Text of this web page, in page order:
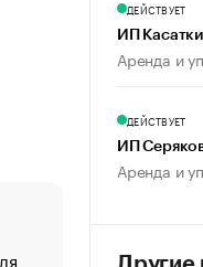
«От спорта тело
ДЕЙСТВУЕТ
ИП
Аренда и
ДЕЙСТВУЕТ
ИП
Аренда и